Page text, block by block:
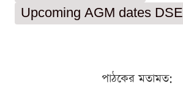
Upcoming AGM dates DSE
পাঠকের মতামত: